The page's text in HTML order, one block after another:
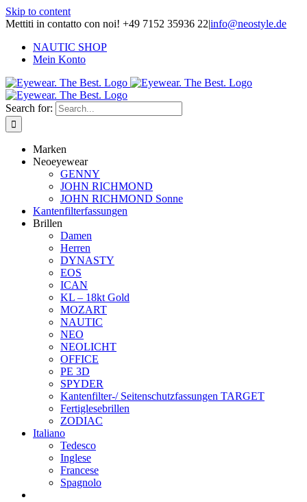
Skip to content
Mettiti in contatto con noi! +49 7152 35936 22|info@neostyle.de
NAUTIC SHOP
Mein Konto
Search for:
Marken
Neoeyewear
GENNY
JOHN RICHMOND
JOHN RICHMOND Sonne
Kantenfilterfassungen
Brillen
Damen
Herren
DYNASTY
EOS
ICAN
KL – 18kt Gold
MOZART
NAUTIC
NEO
NEOLICHT
OFFICE
PE 3D
SPYDER
Kantenfilter-/ Seitenschutzfassungen TARGET
Fertiglesebrillen
ZODIAC
Italiano
Tedesco
Inglese
Francese
Spagnolo